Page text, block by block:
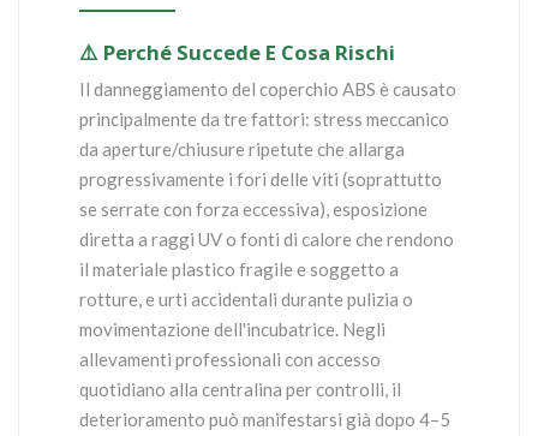
⚠️ Perché Succede E Cosa Rischi
Il danneggiamento del coperchio ABS è causato
principalmente da tre fattori: stress meccanico
da aperture/chiusure ripetute che allarga
progressivamente i fori delle viti (soprattutto
se serrate con forza eccessiva), esposizione
diretta a raggi UV o fonti di calore che rendono
il materiale plastico fragile e soggetto a
rotture, e urti accidentali durante pulizia o
movimentazione dell'incubatrice. Negli
allevamenti professionali con accesso
quotidiano alla centralina per controlli, il
deterioramento può manifestarsi già dopo 4–5